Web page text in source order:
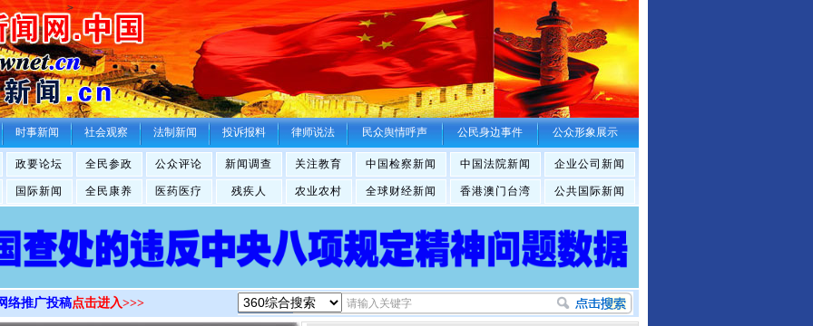
>
时事新闻 社会观察 法制新闻 投诉报料 律师说法 民众舆情呼声 公民身边事件 公众形象展示
政要论坛 全民参政 公众评论 新闻调查 关注教育 中国检察新闻 中国法院新闻 企业公司新闻
国际新闻 全民康养 医药医疗 残疾人 农业农村 全球财经新闻 香港澳门台湾 公共国际新闻
络推广投稿点击进入>>>